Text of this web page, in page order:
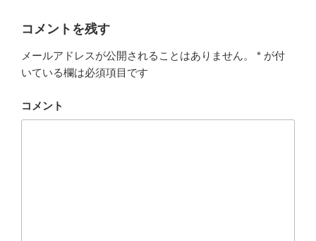
コメントを残す
メールアドレスが公開されることはありません。 * が付
いている欄は必須項目です
コメント